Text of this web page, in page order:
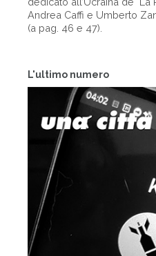
L'ultimo numero
Andrea Caffi e Umberto
(a pag. 46 e 47).